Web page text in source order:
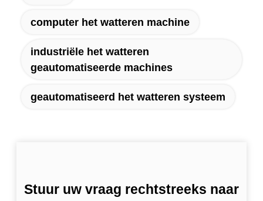
computer het watteren machine
industriële het watteren
geautomatiseerde machines
geautomatiseerd het watteren systeem
Stuur uw vraag rechtstreeks naar